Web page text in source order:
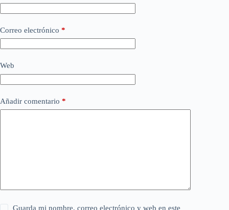
Correo electrónico *
Web
Añadir comentario *
Guarda mi nombre, correo electrónico y web en este